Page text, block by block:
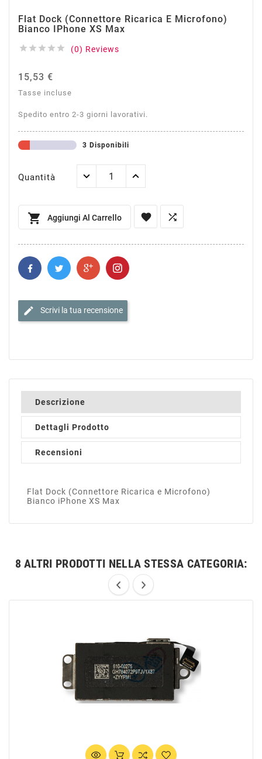
Flat Dock (Connettore Ricarica E Microfono)
Bianco IPhone XS Max
     (0) Reviews
15,53 €
Tasse incluse
Spedito entro 2-3 giorni lavorativi.
3 Disponibili
Quantità
 Aggiungi Al Carrello  
edit Scrivi la tua recensione
Descrizione
Dettagli Prodotto
Recensioni
Flat Dock (Connettore Ricarica e Microfono)
Bianco iPhone XS Max
8 ALTRI PRODOTTI NELLA STESSA CATEGORIA: